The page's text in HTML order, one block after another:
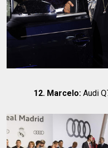
12. Marcelo: Audi